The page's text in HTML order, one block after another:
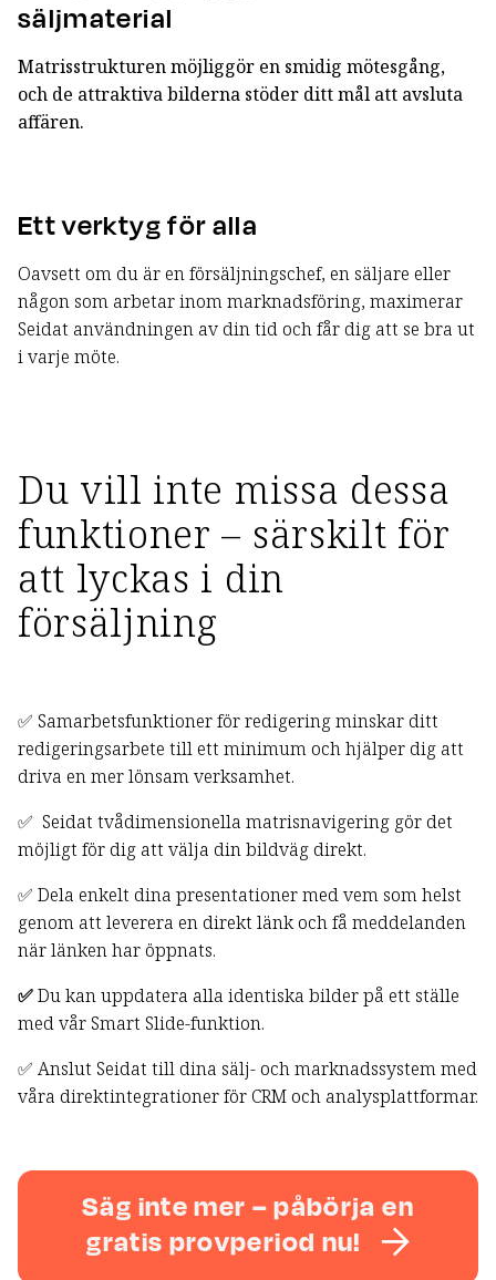
säljmaterial
Matrisstrukturen möjliggör en smidig mötesgång,
och de attraktiva bilderna stöder ditt mål att avsluta
affären.
Ett verktyg för alla
Oavsett om du är en försäljningschef, en säljare eller
någon som arbetar inom marknadsföring, maximerar
Seidat användningen av din tid och får dig att se bra ut
i varje möte.
Du vill inte missa dessa
funktioner – särskilt för
att lyckas i din
försäljning
✅ Samarbetsfunktioner för redigering minskar ditt
redigeringsarbete till ett minimum och hjälper dig att
driva en mer lönsam verksamhet.
✅ Seidat tvådimensionella matrisnavigering gör det
möjligt för dig att välja din bildväg direkt.
✅ Dela enkelt dina presentationer med vem som helst
genom att leverera en direkt länk och få meddelanden
när länken har öppnats.
✅Du kan uppdatera alla identiska bilder på ett ställe
med vår Smart Slide-funktion.
✅ Anslut Seidat till dina sälj- och marknadssystem med
våra direktintegrationer för CRM och analysplattformar.
Säg inte mer – påbörja en
gratis provperiod nu!